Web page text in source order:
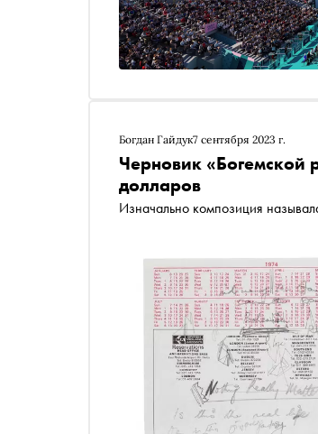
Богдан Гайдук7 сентября 2023 г.
Черновик «Богемской
долларов
Изначально композиция